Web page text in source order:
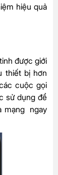
hiệu quả
được giới
thiết bị hơn
cuộc gọi
sử dụng để
mạng ngay